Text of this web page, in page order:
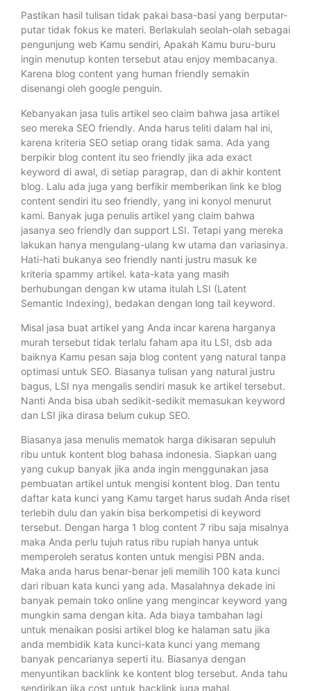
Pastikan hasil tulisan tidak pakai basa-basi yang berputar-
putar tidak fokus ke materi. Berlakulah seolah-olah sebagai
pengunjung web Kamu sendiri, Apakah Kamu buru-buru
ingin menutup konten tersebut atau enjoy membacanya.
Karena blog content yang human friendly semakin
disenangi oleh google penguin.
Kebanyakan jasa tulis artikel seo claim bahwa jasa artikel
seo mereka SEO friendly. Anda harus teliti dalam hal ini,
karena kriteria SEO setiap orang tidak sama. Ada yang
berpikir blog content itu seo friendly jika ada exact
keyword di awal, di setiap paragrap, dan di akhir kontent
blog. Lalu ada juga yang berfikir memberikan link ke blog
content sendiri itu seo friendly, yang ini konyol menurut
kami. Banyak juga penulis artikel yang claim bahwa
jasanya seo friendly dan support LSI. Tetapi yang mereka
lakukan hanya mengulang-ulang kw utama dan variasinya.
Hati-hati bukanya seo friendly nanti justru masuk ke
kriteria spammy artikel. kata-kata yang masih
berhubungan dengan kw utama itulah LSI (Latent
Semantic Indexing), bedakan dengan long tail keyword.
Misal jasa buat artikel yang Anda incar karena harganya
murah tersebut tidak terlalu faham apa itu LSI, dsb ada
baiknya Kamu pesan saja blog content yang natural tanpa
optimasi untuk SEO. Biasanya tulisan yang natural justru
bagus, LSI nya mengalis sendiri masuk ke artikel tersebut.
Nanti Anda bisa ubah sedikit-sedikit memasukan keyword
dan LSI jika dirasa belum cukup SEO.
Biasanya jasa menulis mematok harga dikisaran sepuluh
ribu untuk kontent blog bahasa indonesia. Siapkan uang
yang cukup banyak jika anda ingin menggunakan jasa
pembuatan artikel untuk mengisi kontent blog. Dan tentu
daftar kata kunci yang Kamu target harus sudah Anda riset
terlebih dulu dan yakin bisa berkompetisi di keyword
tersebut. Dengan harga 1 blog content 7 ribu saja misalnya
maka Anda perlu tujuh ratus ribu rupiah hanya untuk
memperoleh seratus konten untuk mengisi PBN anda.
Maka anda harus benar-benar jeli memilih 100 kata kunci
dari ribuan kata kunci yang ada. Masalahnya dekade ini
banyak pemain toko online yang mengincar keyword yang
mungkin sama dengan kita. Ada biaya tambahan lagi
untuk menaikan posisi artikel blog ke halaman satu jika
anda membidik kata kunci-kata kunci yang memang
banyak pencarianya seperti itu. Biasanya dengan
menyuntikan backlink ke kontent blog tersebut. Anda tahu
sendirikan jika cost untuk backlink juga mahal.